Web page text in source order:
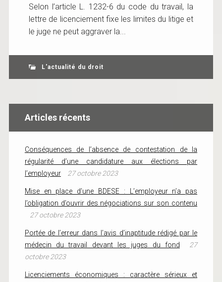
Selon l’article L. 1232-6 du code du travail, la
lettre de licenciement fixe les limites du litige et
le juge ne peut aggraver la...
L'actualité du droit
Articles récents
Conséquences de l’absence de contestation de la
régularité d’une candidature aux élections par
l’employeur
27 octobre 2023
Mise en place d’une BDESE : L’employeur n’a pas
l’obligation d’ouvrir des négociations sur son contenu
27 octobre 2023
Portée de l’erreur dans l’avis d’inaptitude rédigé par le
médecin du travail devant les juges du fond
27
octobre 2023
Licenciements économiques : caractère sérieux et